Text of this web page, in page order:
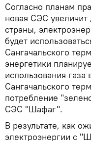
Согласно планам
новая СЭС
страны,
будет
Сангачальского
энергетики
использования
Сангачальского
потребление
СЭС "Шафаг".
В результате, как
электроэнергии с